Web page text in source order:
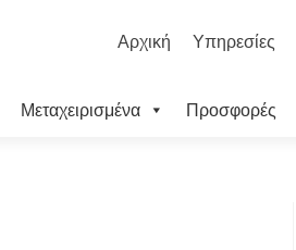
στο
Αρχική Υπηρεσίες
Μεταχειρισμένα Προσφορές